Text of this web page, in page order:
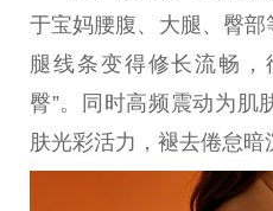
于宝妈腰腹、大腿、臀
腿线条变得修长流畅，
臀”。同时高频震动为肌
肤光彩活力，褪去倦怠暗